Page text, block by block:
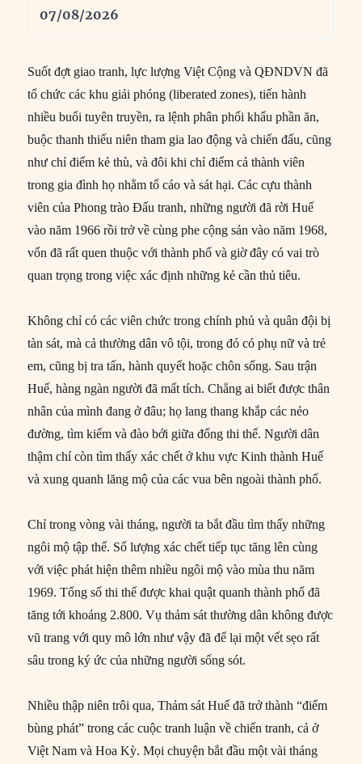
07/08/2026
Suốt đợt giao tranh, lực lượng Việt Cộng và QĐNDVN đã
tổ chức các khu giải phóng (liberated zones), tiến hành
nhiều buổi tuyên truyền, ra lệnh phân phối khẩu phần ăn,
buộc thanh thiếu niên tham gia lao động và chiến đấu, cũng
như chỉ điểm kẻ thù, và đôi khi chỉ điểm cả thành viên
trong gia đình họ nhằm tố cáo và sát hại. Các cựu thành
viên của Phong trào Đấu tranh, những người đã rời Huế
vào năm 1966 rồi trở về cùng phe cộng sản vào năm 1968,
vốn đã rất quen thuộc với thành phố và giờ đây có vai trò
quan trọng trong việc xác định những kẻ cần thủ tiêu.
Không chỉ có các viên chức trong chính phủ và quân đội bị
tàn sát, mà cả thường dân vô tội, trong đó có phụ nữ và trẻ
em, cũng bị tra tấn, hành quyết hoặc chôn sống. Sau trận
Huế, hàng ngàn người đã mất tích. Chẳng ai biết được thân
nhân của mình đang ở đâu; họ lang thang khắp các nẻo
đường, tìm kiếm và đào bới giữa đống thi thể. Người dân
thậm chí còn tìm thấy xác chết ở khu vực Kinh thành Huế
và xung quanh lăng mộ của các vua bên ngoài thành phố.
Chỉ trong vòng vài tháng, người ta bắt đầu tìm thấy những
ngôi mộ tập thể. Số lượng xác chết tiếp tục tăng lên cùng
với việc phát hiện thêm nhiều ngôi mộ vào mùa thu năm
1969. Tổng số thi thể được khai quật quanh thành phố đã
tăng tới khoảng 2.800. Vụ thảm sát thường dân không được
vũ trang với quy mô lớn như vậy đã để lại một vết sẹo rất
sâu trong ký ức của những người sống sót.
Nhiều thập niên trôi qua, Thảm sát Huế đã trở thành “điểm
bùng phát” trong các cuộc tranh luận về chiến tranh, cả ở
Việt Nam và Hoa Kỳ. Mọi chuyện bắt đầu một vài tháng